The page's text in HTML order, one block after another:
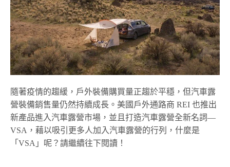
隨著疫情的趨緩，戶外裝備購買量正趨於平穩，但汽車露
營裝備銷售量仍然持續成長。美國戶外通路商 REI也推出
新產品進入汽車露營市場，並且打造汽車露營全新名詞—
VSA，藉以吸引更多人加入汽車露營的行列，什麼是
「VSA」呢？請繼續往下閱讀！